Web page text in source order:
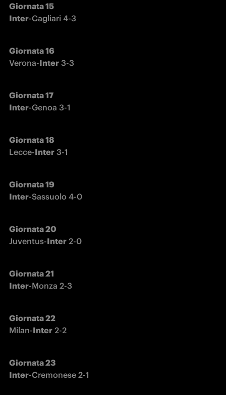
Giornata 15
Inter-Cagliari 4-3
Verona-Inter 3-3
Giornata 17
Inter-Genoa 3-1
Lecce-Inter 3-1
Giornata 19
Inter-Sassuolo 4-0
Juventus-Inter 2-0
Giornata 21
Inter-Monza 2-3
Milan-Inter 2-2
Giornata 23
Inter-Cremonese 2-1